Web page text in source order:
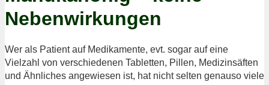
Nebenwirkungen
Wer als Patient auf Medikamente, evt. sogar auf eine
Vielzahl von verschiedenen Tabletten, Pillen, Medizinsäften
und Ähnliches angewiesen ist, hat nicht selten genauso viele